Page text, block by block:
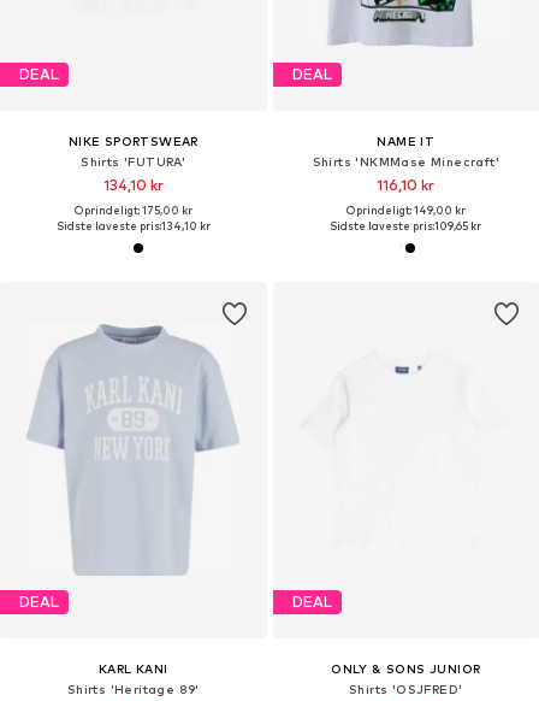
DEAL
NIKE SPORTSWEAR
Shirts 'FUTURA'
134,10 kr
Oprindeligt: 175,00 kr
Sidste laveste pris:134,10 kr
DEAL
NAME IT
Shirts 'NKMMase Minecraft'
116,10 kr
Oprindeligt: 149,00 kr
Sidste laveste pris:109,65 kr
DEAL
KARL KANI
Shirts 'Heritage 89'
DEAL
ONLY & SONS JUNIOR
Shirts 'OSJFRED'